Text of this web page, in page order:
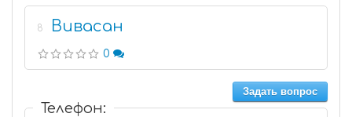
8 Вивасан
0
Задать вопрос
Телефон: